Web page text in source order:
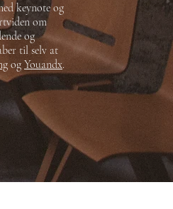
keynote og
om
og
til selv at
og Youandx.